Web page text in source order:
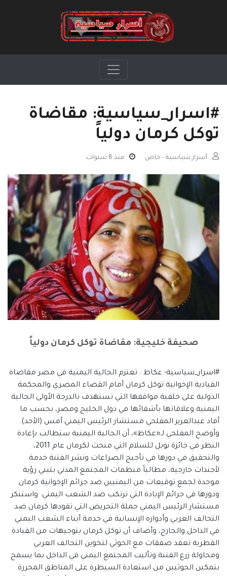
#اسرار_سياسية: مقاضاة
توكل كرمان دولياً
أسرار سياسية - خاص منذ 8 سنوات
صحيفة خليجية: مقاضاة توكل كرمان دولياً
#اسرار_سياسية- عكاظ : تعتزم الجالية اليمنية في مصر مقاضاة
القيادية الإخوانية توكل كرمان أمام القضاء المصري والمحكمة
الدولية على خلفية مواقفها التي تستهدف بالدرجة الأولى الجالية
اليمنية وعلاقاتها بأشقائها في دول الخليج ومصر، بحسب ما
أفاد عبدالعزيز المفلحي مستشار الرئيس اليمني أمس (الأحد).
وأوضح المفلحي لـ«عكاظ»، أن الجالية اليمنية ستطالب بإعادة
النظر في جائزة نوبل للسلام التي منحت لكرمان عام 2011،
والتحقيق في دورها في تأجيج الصراعات ونشر الفتنة خدمة
لأجندات خارجية، مطالباً منظمات المجتمع المدني بتبني رؤية
موحدة لجمع توقيعات من اليمنيين ضد جرائم الإخوانية كرمان
ودورها في جرائم الإبادة التي ترتكب ضد الشعب اليمني. واستنكر
مستشار الرئيس اليمني حملة التحريض التي تقودها كرمان ضد
التحالف العربي وأدواره الإنسانية في خدمة أبناء الشعب اليمني
في الداخل والخارج، وأضاف أن توكل كرمان بتوجيهات من القيادة
القطرية تعقد صفقات مع الحوثي لتخوين التحالف العربي
ومحاولة زرع الفتنة وتأليب المجتمع اليمني في الداخل بما يسمح
بتمكين الحوثيين من استعادة السيطرة على المناطق المحررة